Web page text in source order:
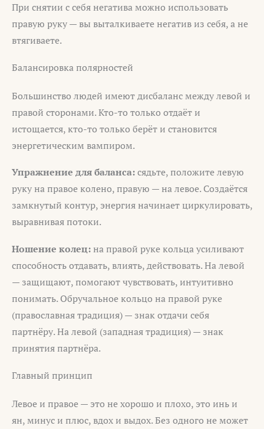
При снятии с себя негатива можно использовать
правую руку — вы выталкиваете негатив из себя, а не
втягиваете.
Балансировка полярностей
Большинство людей имеют дисбаланс между левой и
правой сторонами. Кто-то только отдаёт и
истощается, кто-то только берёт и становится
энергетическим вампиром.
Упражнение для баланса:сядьте, положите левую
руку на правое колено, правую — на левое. Создаётся
замкнутый контур, энергия начинает циркулировать,
выравнивая потоки.
Ношение колец: на правой руке кольца усиливают
способность отдавать, влиять, действовать. На левой
— защищают, помогают чувствовать, интуитивно
понимать. Обручальное кольцо на правой руке
(православная традиция) — знак отдачи себя
партнёру. На левой (западная традиция) — знак
принятия партнёра.
Главный принцип
Левое и правое — это не хорошо и плохо, это инь и
ян, минус и плюс, вдох и выдох. Без одного не может